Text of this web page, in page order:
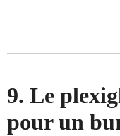
9. Le
pour un